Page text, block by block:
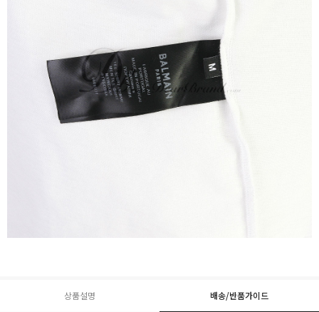
상품설명 배송/반품가이드